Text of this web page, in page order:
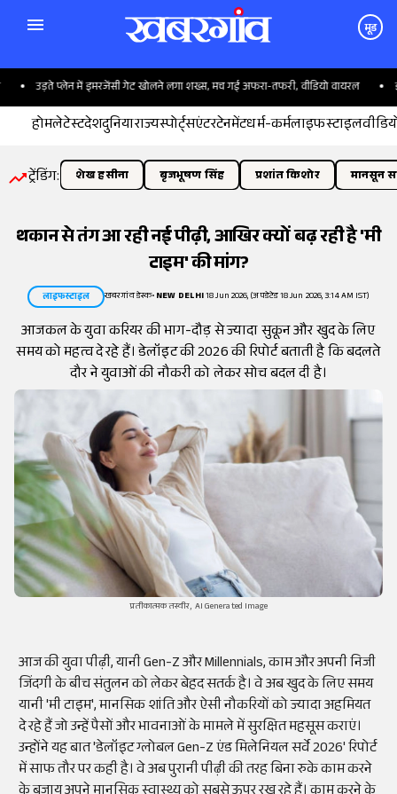
मूड
उड़ते प्लेन में इमरजेंसी गेट खोलने लगा शख्स, मच गई अफरा-तफरी, वीडियो वायरल
होमलेटेस्टदेशदुनियाराज्यस्पोर्ट्सएंटरटेनमेंटधर्म-कर्मलाइफस्टाइल
ट्रेंडिंग: शेख हसीना बृजभूषण सिंह प्रशांत किशोर मानसून
थकान से तंग आ रही नई पीढ़ी, आखिर क्यों बढ़ रही है 'मी
टाइम' की मांग?
लाइफस्टाइल खबरगांव डेस्क•NEW DELHI18 Jun 2026, (अपडेटेड 18 Jun 2026, 3:14 AM IST)
आजकल के युवा करियर की भाग-दौड़ से ज्यादा सुकून और खुद के लिए
समय को महत्व दे रहे हैं। डेलॉइट की 2026 की रिपोर्ट बताती है कि बदलते
दौर ने युवाओं की नौकरी को लेकर सोच बदल दी है।
प्रतीकात्मक तस्वीर, AI Generated Image
आज की युवा पीढ़ी, यानी Gen-Z और Millennials, काम और अपनी निजी
जिंदगी के बीच संतुलन को लेकर बेहद सतर्क है। वे अब खुद के लिए समय
यानी 'मी टाइम', मानसिक शांति और ऐसी नौकरियों को ज्यादा अहमियत
दे रहे हैं जो उन्हें पैसों और भावनाओं के मामले में सुरक्षित महसूस कराएं।
उन्होंने यह बात 'डेलॉइट ग्लोबल Gen-Z एंड मिलेनियल सर्वे 2026' रिपोर्ट
में साफ तौर पर कही है। वे अब पुरानी पीढ़ी की तरह बिना रुके काम करने